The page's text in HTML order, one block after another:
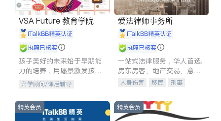
VSA Future 教育学院
iTalkBB精英认证
执照已核实
孩子美好的未来始于早期能
力的培养，用愿景激发孩子
的学习潜力和动力。理念：
拥有成长型心态是成功的基
石。
升学顾问/课后辅导
爱法律师事务所
iTalkBB精英认证
执照已核实
一站式法律服务，华人首选.
房东房客、地产交易、意外
伤害、车祸重伤、商业诉
建筑合同、刑事案件全包办
人身伤害 移民
刑事
信托/遗嘱
商业
索赔
律师-其它 保释
精英会员 精英会员